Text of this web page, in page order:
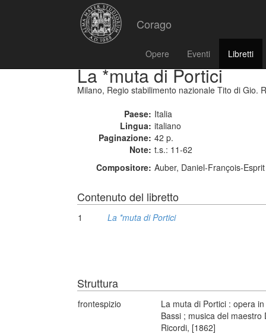
Corago
Opere Eventi Libretti
La *muta di Portici
Milano, Regio stabilimento nazionale Tito di Gio.
Paese: Italia
Lingua: italiano
Paginazione: 42 p.
Note: t.s.: 11-62
Compositore: Auber, Daniel-François-
Contenuto del libretto
1 La *muta di Portici
Struttura
frontespizio
La muta di Portici : opera
Bassi ; musica del
Ricordi, [1862]